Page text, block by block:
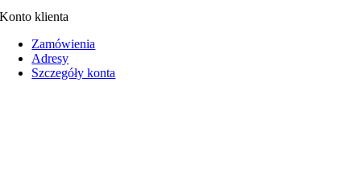
Konto klienta
Zamówienia
Adresy
Szczegóły konta